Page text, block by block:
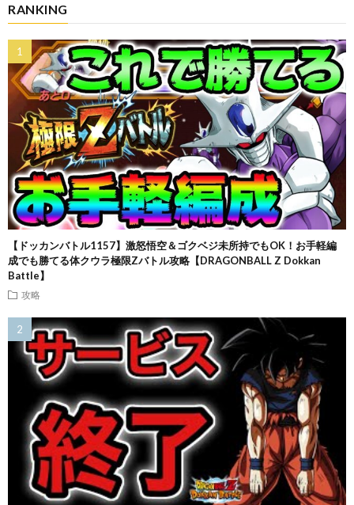
RANKING
【ドッカンバトル1157】激怒悟空＆ゴクベジ未所持でもOK！お手軽編
成でも勝てる体クウラ極限Zバトル攻略【DRAGONBALL Z Dokkan
Battle】
攻略